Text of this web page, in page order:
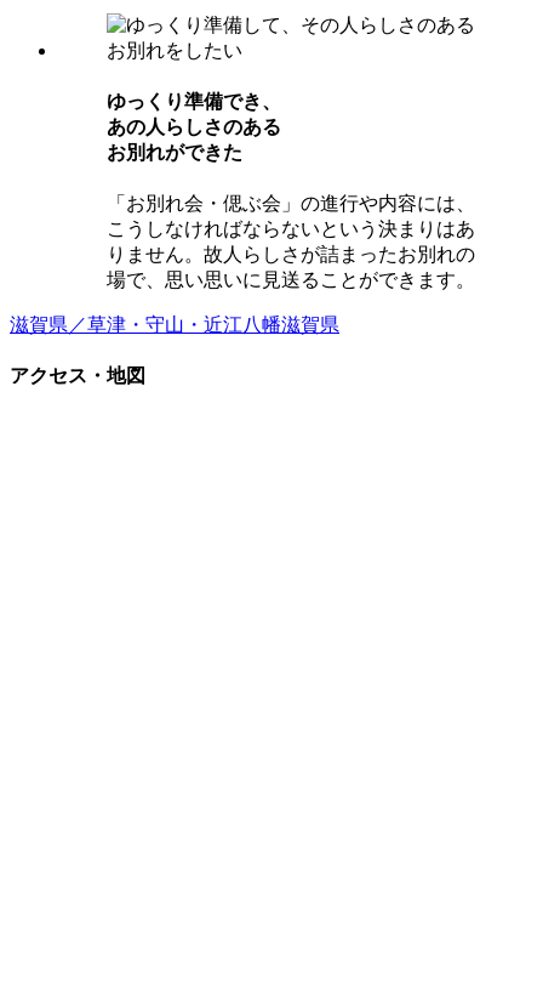
ゆっくり準備でき、
あの⼈らしさのある
お別れができた
「お別れ会・偲ぶ会」の進行や内容には、
こうしなければならないという決まりはあ
りません。故人らしさが詰まったお別れの
場で、思い思いに見送ることができます。
滋賀県／草津・守山・近江八幡滋賀県
アクセス・地図